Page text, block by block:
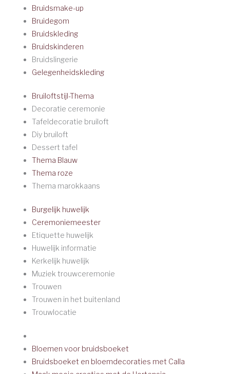
Bruidsmake-up
Bruidegom
Bruidskleding
Bruidskinderen
Bruidslingerie
Gelegenheidskleding
Bruiloftstijl-Thema
Decoratie ceremonie
Tafeldecoratie bruiloft
Diy bruiloft
Dessert tafel
Thema Blauw
Thema roze
Thema marokkaans
Burgelijk huwelijk
Ceremoniemeester
Etiquette huwelijk
Huwelijk informatie
Kerkelijk huwelijk
Muziek trouwceremonie
Trouwen
Trouwen in het buitenland
Trouwlocatie
Bloemen voor bruidsboeket
Bruidsboeket en bloemdecoraties met Calla